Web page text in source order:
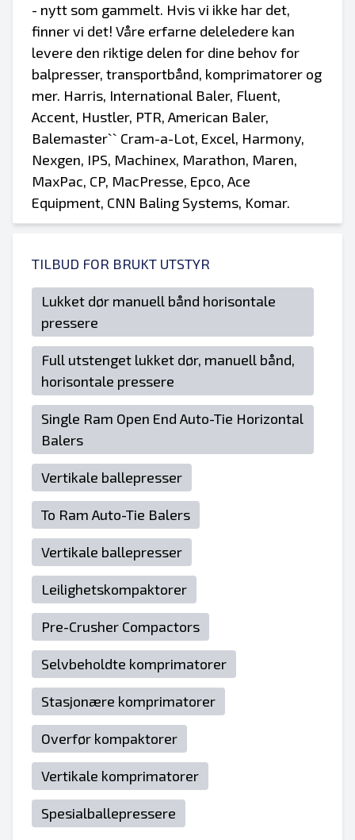
- nytt som gammelt. Hvis vi ikke har det,
finner vi det! Våre erfarne deleledere kan
levere den riktige delen for dine behov for
balpresser, transportbånd, komprimatorer og
mer. Harris, International Baler, Fluent,
Accent, Hustler, PTR, American Baler,
Balemaster`` Cram-a-Lot, Excel, Harmony,
Nexgen, IPS, Machinex, Marathon, Maren,
MaxPac, CP, MacPresse, Epco, Ace
Equipment, CNN Baling Systems, Komar.
TILBUD FOR BRUKT UTSTYR
Lukket dør manuell bånd horisontale
pressere
Full utstenget lukket dør, manuell bånd,
horisontale pressere
Single Ram Open End Auto-Tie Horizontal
Balers
Vertikale ballepresser
To Ram Auto-Tie Balers
Vertikale ballepresser
Leilighetskompaktorer
Pre-Crusher Compactors
Selvbeholdte komprimatorer
Stasjonære komprimatorer
Overfør kompaktorer
Vertikale komprimatorer
Spesialballepressere